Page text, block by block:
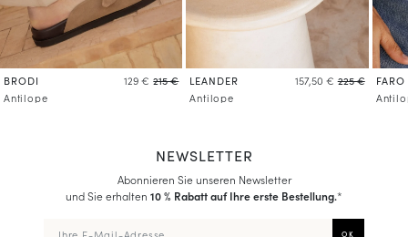
BRODI 129 € 215 €
Antilope
LEANDER 157,50 € 225 €
Antilope
FARO
NEWSLETTER
Abonnieren Sie unseren Newsletter
und Sie erhalten 10 % Rabatt auf Ihre erste Bestellung.*